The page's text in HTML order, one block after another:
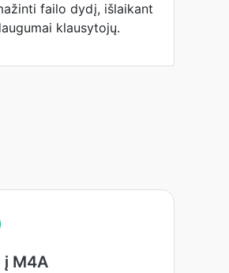
failo dydį, išlaikant
klausytojų.
į M4A